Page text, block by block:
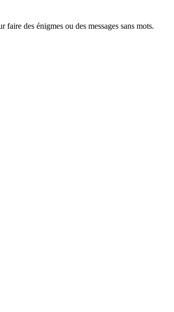
des énigmes ou des messages sans mots.